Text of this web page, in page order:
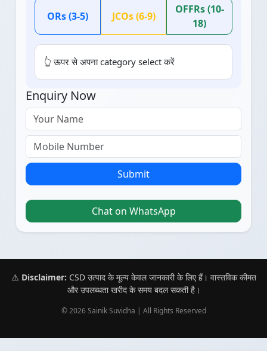
ORs (3-5) JCOs (6-9)
OFFRs (10-
18)
👆 ऊपर से अपना category select करें
Enquiry Now
Submit
Chat on WhatsApp
⚠️ Disclaimer: CSD उत्पाद के मूल्य केवल जानकारी के लिए हैं। वास्तविक कीमत
और उपलब्धता खरीद के समय बदल सकती है।
© 2026 Sainik Suvidha | All Rights Reserved